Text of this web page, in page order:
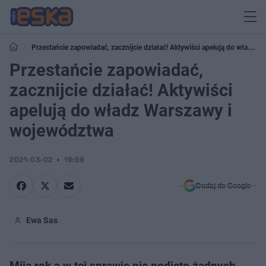
Przestańcie zapowiadać, zacznijcie działać! Aktywiści apelują do władz
Warszawy i województwa
Przestańcie zapowiadać,
zacznijcie działać! Aktywiści
apelują do władz Warszawy i
województwa
2021-03-02 19:59
Dodaj do Google
Ewa Sas